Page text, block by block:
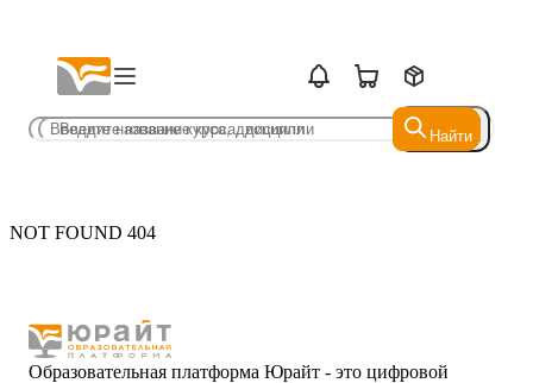
Найти
Найти
NOT FOUND 404
Образовательная платформа Юрайт - это цифровой